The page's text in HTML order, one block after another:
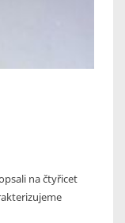
na čtyřicet